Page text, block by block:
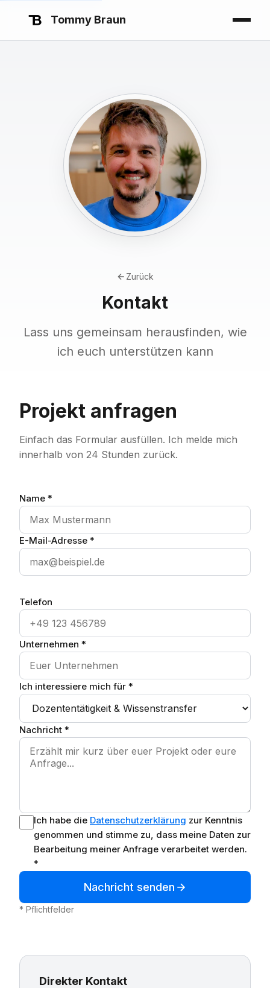
Tommy Braun
Zurück
Kontakt
Lass uns gemeinsam herausfinden, wie
ich euch unterstützen kann
Projekt anfragen
Einfach das Formular ausfüllen. Ich melde mich
innerhalb von 24 Stunden zurück.
Name *
E-Mail-Adresse *
Telefon
Unternehmen *
Ich interessiere mich für *
Nachricht *
Ich habe die Datenschutzerklärung zur Kenntnis
genommen und stimme zu, dass meine Daten zur
Bearbeitung meiner Anfrage verarbeitet werden.
*
Nachricht senden
* Pflichtfelder
Direkter Kontakt